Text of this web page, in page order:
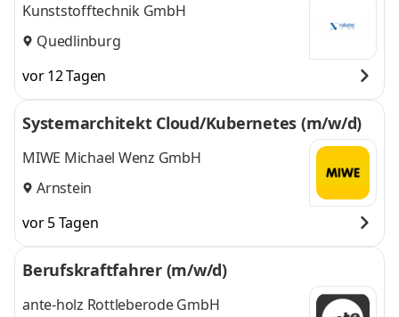
Kunststofftechnik GmbH
Quedlinburg
vor 12 Tagen
Systemarchitekt Cloud/Kubernetes (m/w/d)
MIWE Michael Wenz GmbH
Arnstein
vor 5 Tagen
Berufskraftfahrer (m/w/d)
ante-holz Rottleberode GmbH